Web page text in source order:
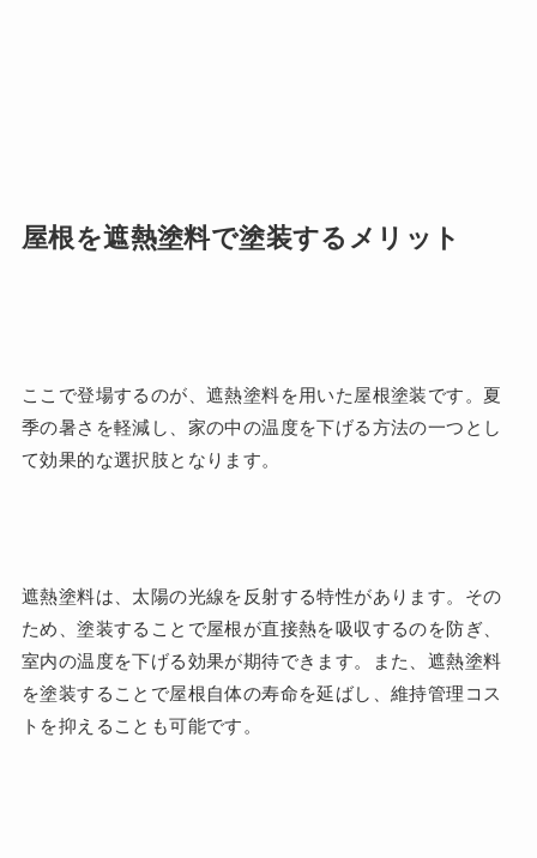
屋根を遮熱塗料で塗装するメリット
ここで登場するのが、遮熱塗料を用いた屋根塗装です。夏
季の暑さを軽減し、家の中の温度を下げる方法の一つとし
て効果的な選択肢となります。
遮熱塗料は、太陽の光線を反射する特性があります。その
ため、塗装することで屋根が直接熱を吸収するのを防ぎ、
室内の温度を下げる効果が期待できます。また、遮熱塗料
を塗装することで屋根自体の寿命を延ばし、維持管理コス
トを抑えることも可能です。